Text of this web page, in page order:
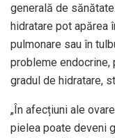
generală de
hidratare pot apărea
pulmonare sau în
probleme
gradul de hidratare,
„În afecțiuni ale
pielea poate deveni